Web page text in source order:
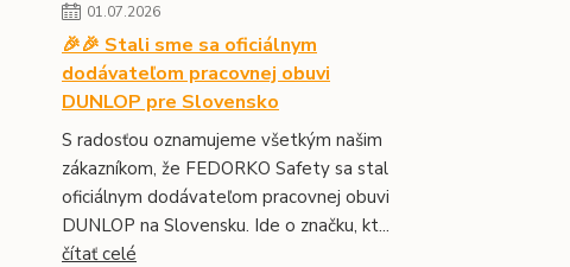
01.07.2026
🎉🎉 Stali sme sa oficiálnym
dodávateľom pracovnej obuvi
DUNLOP pre Slovensko
S radosťou oznamujeme všetkým našim
zákazníkom, že FEDORKO Safety sa stal
oficiálnym dodávateľom pracovnej obuvi
DUNLOP na Slovensku. Ide o značku, kt...
čítať celé